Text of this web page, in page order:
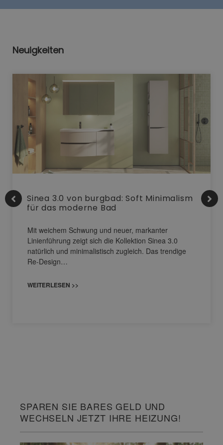
Neuigkeiten
Sinea 3.0 von burgbad: Soft Minimalism
für das moderne Bad
Mit weichem Schwung und neuer, markanter
Linienführung zeigt sich die Kollektion Sinea 3.0
natürlich und minimalistisch zugleich. Das trendige
Re-Design…
WEITERLESEN >>
SPAREN SIE BARES GELD UND
WECHSELN JETZT IHRE HEIZUNG!